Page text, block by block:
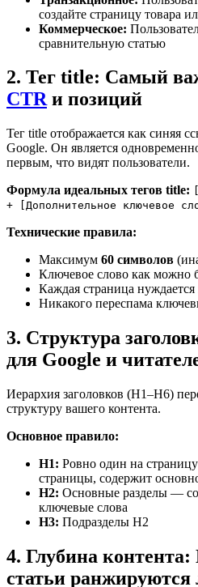
создайте страницу товара
Коммерческое:
сравнительную статью
2. Тег title: Самый
CTRи позиций
Тег title отображается как синяя
Google. Он является
первым, что видят пользователи.
Формула идеальных тегов title:
+ [Дополнительное ключевое
Технические правила:
Максимум 60 символов
Ключевое слово как можно
Каждая страница нуждается
Никакого переспама
3. Структура
для Google и
Иерархия заголовков (H1–H6)
структуру вашего контента.
Основное правило:
H1: Ровно один на
страницы, содержит
H2: Основные разделы —
ключевые слова
H3: Подразделы H2
4. Глубина
статьи ранжируются